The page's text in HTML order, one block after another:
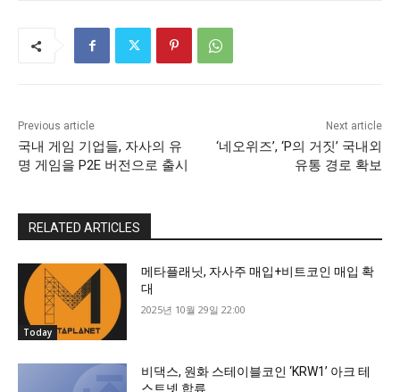
Previous article
국내 게임 기업들, 자사의 유
명 게임을 P2E 버전으로 출시
Next article
‘네오위즈’, ‘P의 거짓’ 국내외
유통 경로 확보
RELATED ARTICLES
Today
메타플래닛, 자사주 매입+비트코인 매입 확
대
2025년 10월 29일 22:00
비댁스, 원화 스테이블코인 ‘KRW1’ 아크 테
스트넷 합류